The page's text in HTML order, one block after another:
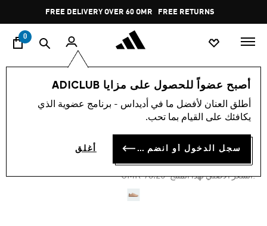
Pause
promotion
rotation
FREE DELIVERY OVER 60 OMR FREE RETURNS
0
أصبح عضواً للحصول على مزايا ADICLUB
أطلق العنان لأفضل ما في أديداس - برنامج عضوية الذي
يكافئك على القيام بما تحب.
سجل الدخول أو انضم الآن أغلق
اسلوب حياة العلامات التجارية أوريجينالز أحذية
-30%
حذاء SAMBA
OMR 51.27
:السعر الأصلي لهذا المنتج Price reduced from
OMR 73.25
to